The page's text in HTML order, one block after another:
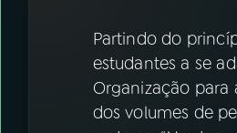
YouTube
Instagram X
Partindo do
estudantes a se
Organização
dos volumes de